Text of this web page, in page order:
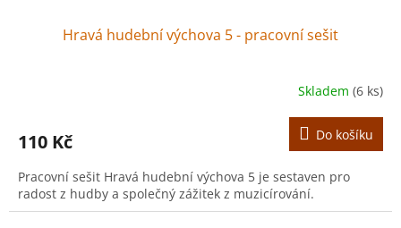
Hravá hudební výchova 5 - pracovní sešit
Skladem (6 ks)
110 Kč Do košíku
Pracovní sešit Hravá hudební výchova 5 je sestaven pro
radost z hudby a společný zážitek z muzicírování.